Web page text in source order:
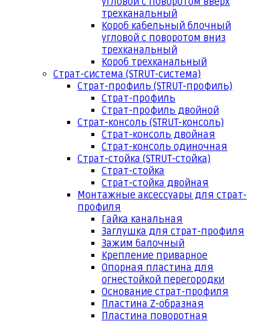
трехканальный
Короб кабельный блочный
угловой с поворотом вниз
трехканальный
Короб трехканальный
Страт-система (STRUT-система)
Страт-профиль (STRUT-профиль)
Страт-профиль
Страт-профиль двойной
Страт-консоль (STRUT-консоль)
Страт-консоль двойная
Страт-консоль одиночная
Страт-стойка (STRUT-стойка)
Страт-стойка
Страт-стойка двойная
Монтажные аксессуары для страт-
профиля
Гайка канальная
Заглушка для страт-профиля
Зажим балочный
Крепление приварное
Опорная пластина для
огнестойкой перегородки
Основание страт-профиля
Пластина Z-образная
Пластина поворотная